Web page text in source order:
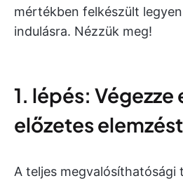
mértékben felkészült
indulásra. Nézzük meg!
1. lépés: Végezze
előzetes elemzést
A teljes megvalósíthatósági